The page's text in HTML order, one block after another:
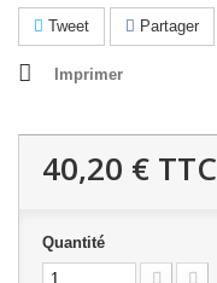
Tweet Partager
Imprimer
40,20 € TTC
Quantité